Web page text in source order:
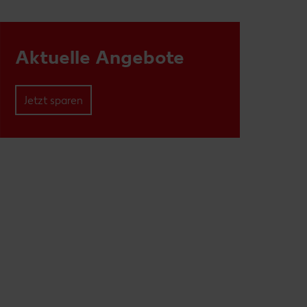
Aktuelle Angebote
Jetzt sparen